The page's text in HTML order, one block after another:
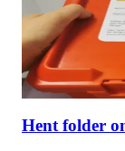
Hent folder